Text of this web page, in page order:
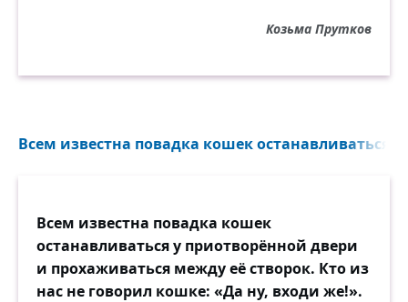
Козьма Прутков
Всем известна повадка кошек останавливаться
Всем известна повадка кошек
останавливаться у приотворённой двери
и прохаживаться между её створок. Кто из
нас не говорил кошке: «Да ну, входи же!».